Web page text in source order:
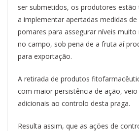
ser submetidos, os produtores
a implementar apertadas medidas
pomares para assegurar níveis
no campo, sob pena de a fruta aí
para exportação.
A retirada de produtos
com maior persistência de ação,
adicionais ao controlo desta praga.
Resulta assim, que as ações de